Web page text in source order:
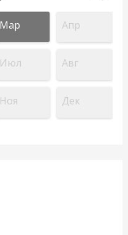
Мар Апр
Июл Авг
Ноя Дек